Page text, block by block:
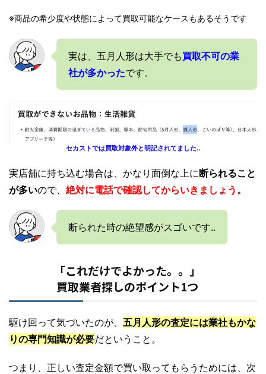
※商品の希少度や状態によって買取可能なケースもあるそうです
実は、五月人形は大手でも買取不可の業
社が多かったです。
セカストでは買取対象外と明記されてました..
実店舗に持ち込む場合は、かなり面倒な上に断られること
が多いので、 絶対に電話で確認してからいきましょう。
断られた時の絶望感がスゴいです..
「これだけでよかった。。」
買取業者探しのポイント1つ
駆け回って気づいたのが、 五月人形の査定には業社もかな
りの専門知識が必要だということ。
つまり、正しい査定金額で買い取ってもらうためには、次